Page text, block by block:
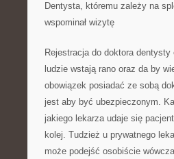
Dentysta, któremu zależy na
wspominał wizytę
Rejestracja do doktora
ludzie wstają rano oraz da by
obowiązek posiadać ze sobą
jest aby być ubezpieczonym.
jakiego lekarza udaje się
kolej. Tudzież u prywatnego
może podejść osobiście